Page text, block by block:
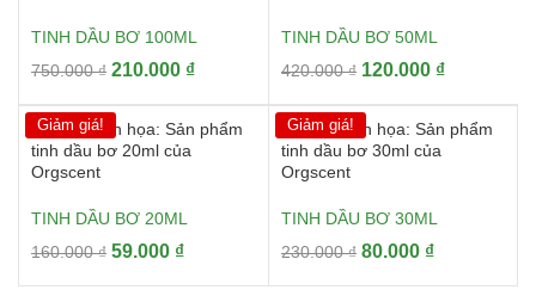
TINH DẦU BƠ 100ML
750.000₫ Giá
là:
750.000 ₫.
210.000 ₫Giá
tại
là:
210.000 ₫.
TINH DẦU BƠ 50ML
420.000₫ Giá
là:
420.000 ₫.
120.000 ₫Giá
tại
là:
Giảm giá!
TINH DẦU BƠ 20ML
160.000₫ Giá
59.000 ₫Giá
Giảm giá!
TINH DẦU BƠ 30ML
230.000₫ Giá
80.000 ₫Giá